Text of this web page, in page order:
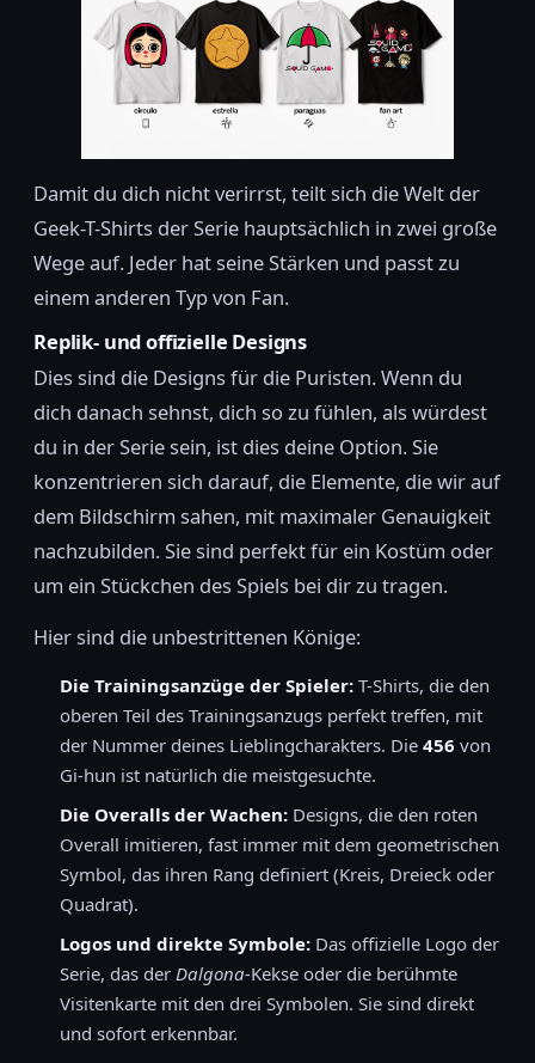
Damit du dich nicht verirrst, teilt sich die Welt der
Geek-T-Shirts der Serie hauptsächlich in zwei große
Wege auf. Jeder hat seine Stärken und passt zu
einem anderen Typ von Fan.
Replik- und offizielle Designs
Dies sind die Designs für die Puristen. Wenn du
dich danach sehnst, dich so zu fühlen, als würdest
du in der Serie sein, ist dies deine Option. Sie
konzentrieren sich darauf, die Elemente, die wir auf
dem Bildschirm sahen, mit maximaler Genauigkeit
nachzubilden. Sie sind perfekt für ein Kostüm oder
um ein Stückchen des Spiels bei dir zu tragen.
Hier sind die unbestrittenen Könige:
Die Trainingsanzüge der Spieler: T-Shirts, die den
oberen Teil des Trainingsanzugs perfekt treffen, mit
der Nummer deines Lieblingcharakters. Die 456 von
Gi-hun ist natürlich die meistgesuchte.
Die Overalls der Wachen: Designs, die den roten
Overall imitieren, fast immer mit dem geometrischen
Symbol, das ihren Rang definiert (Kreis, Dreieck oder
Quadrat).
Logos und direkte Symbole: Das offizielle Logo der
Serie, das der Dalgona-Kekse oder die berühmte
Visitenkarte mit den drei Symbolen. Sie sind direkt
und sofort erkennbar.